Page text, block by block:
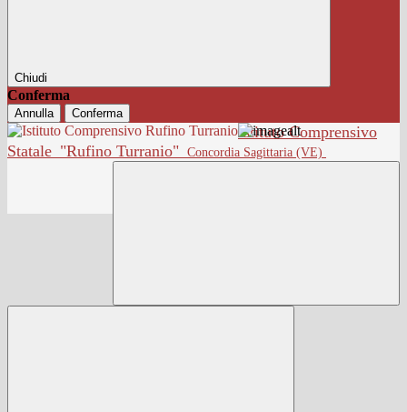
Chiudi
Conferma
Annulla Conferma
Istituto Comprensivo
Statale "Rufino Turranio" Concordia Sagittaria (VE)